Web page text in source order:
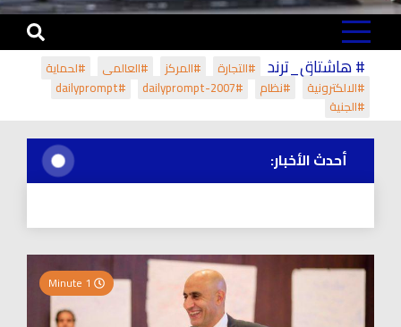
# هاشتاق_ترند #التجارة #المركز #العالمي
#لحماية
#الالكترونية
#نظام #dailyprompt-2007
#dailyprompt
#الجنية
أحدث الأخبار: